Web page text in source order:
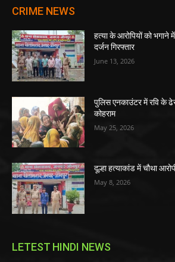
CRIME NEWS
हत्या के आरोपियों को
दर्जन गिरफ्तार
June 13, 2026
पुलिस एनकाउंटर में रवि के
कोहराम
May 25, 2026
दूल्हा हत्याकांड में चौथा
May 8, 2026
LETEST HINDI NEWS